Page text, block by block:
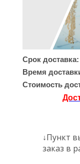
Срок доставка:
Время
Стоимость
↓Пункт
заказ в